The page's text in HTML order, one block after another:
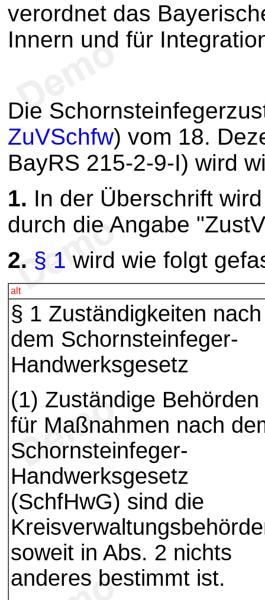
verordnet das
Innern und für
Die
ZuVSchfw) vom 18.
BayRS 215-2-9-I) wird
1. In der Überschrift
durch die Angabe
2. § 1 wird wie folgt
alt
§ 1 Zuständigkeiten nach
dem Schornsteinfeger-
Handwerksgesetz
(1) Zuständige Behörden
für Maßnahmen nach
Schornsteinfeger-
Handwerksgesetz
(SchfHwG) sind die
soweit in Abs. 2 nichts
anderes bestimmt ist.